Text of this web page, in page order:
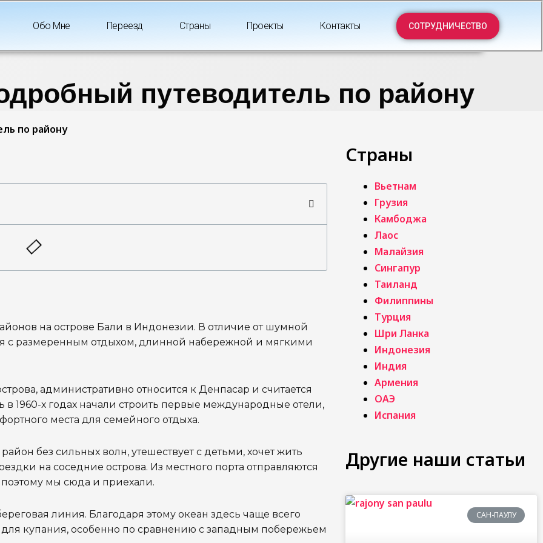
Обо Мне Переезд Страны Проекты Контакты СОТРУДНИЧЕСТВО
путеводитель по району
по району
на острове Бали в Индонезии. В отличие от шумной
с размеренным отдыхом, длинной набережной и мягкими
административно относится к Денпасар и считается
1960-х годах начали строить первые международные отели,
места для семейного отдыха.
без сильных волн, утешествует с детьми, хочет жить
на соседние острова. Из местного порта отправляются
мы сюда и приехали.
линия. Благодаря этому океан здесь чаще всего
купания, особенно по сравнению с западным побережьем
Страны
Вьетнам
Грузия
Камбоджа
Лаос
Малайзия
Сингапур
Таиланд
Филиппины
Турция
Шри Ланка
Индонезия
Индия
Армения
ОАЭ
Испания
Другие наши статьи
САН-ПАУЛУ